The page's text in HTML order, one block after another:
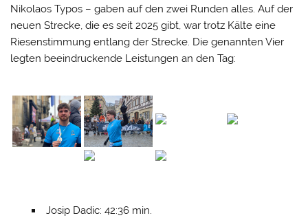
Nikolaos Typos – gaben auf den zwei Runden alles. Auf der
neuen Strecke, die es seit 2025 gibt, war trotz Kälte eine
Riesenstimmung entlang der Strecke. Die genannten Vier
legten beeindruckende Leistungen an den Tag:
Josip Dadic: 42:36 min.